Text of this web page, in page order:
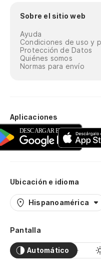
Sobre el sitio web
Ayuda
Condiciones de uso y
Protección de Datos
Quiénes somos
Normas para envío
Aplicaciones
Ubicación e idioma
Hispanoamérica
Pantalla
Automático